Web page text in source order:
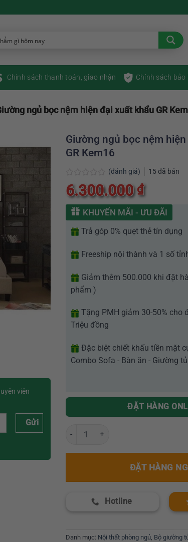
Chính sách thanh toán, giao nhận Chính sách bảo
ngủ bọc nệm hiện đại xuất khẩu GR
viên
Gửi
Giường ngủ bọc nệm
GR Kem16
Được
xếp
hạng
0
(đánh giá) 15 đã bán
6.300.000₫
KHUYẾN MÃI - ƯU ĐÃI
Trả góp 0% quẹt thẻ tín dụng
Freeship nội thành và 1 số
Giảm thêm 500.000 khi đặt
phẩm )
Tặng PMH giảm 30-50% cho
Triệu đồng
Đặc biệt chiết khấu tiền mặt
Combo Sofa - Bàn ăn - Giường
ĐẶT HÀNG
Giường ngủ bọc nệm hiện đại xuất
ĐẶT HÀNG
Hotline
Danh mục: Nội thất phòng ngủ, Bộ giường